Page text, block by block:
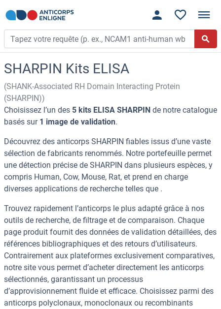
SHARPIN Kits ELISA
(SHANK-Associated RH Domain Interacting Protein
(SHARPIN))
Choisissez l’un des 5 kits ELISA SHARPIN de notre catalogue
basés sur 1 image de validation.
Découvrez des anticorps SHARPIN fiables issus d’une vaste
sélection de fabricants renommés. Notre portefeuille permet
une détection précise de SHARPIN dans plusieurs espèces, y
compris Human, Cow, Mouse, Rat, et prend en charge
diverses applications de recherche telles que .
Trouvez rapidement l’anticorps le plus adapté grâce à nos
outils de recherche, de filtrage et de comparaison. Chaque
page produit fournit des données de validation détaillées, des
références bibliographiques et des retours d’utilisateurs.
Contrairement aux plateformes exclusivement comparatives,
notre site vous permet d’acheter directement les anticorps
sélectionnés, garantissant un processus
d’approvisionnement fluide et efficace. Choisissez parmi des
anticorps polyclonaux, monoclonaux ou recombinants